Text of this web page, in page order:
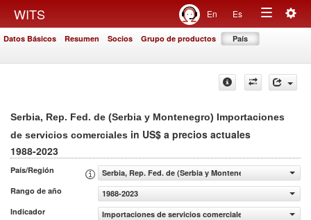
WITS En Es
Toggle
Datos Básicos Resumen Socios Grupo de productos País
Serbia, Rep. Fed. de (Serbia y Montenegro) Importaciones
de servicios comerciales in US$ a precios actuales
1988-2023
País/Región
Serbia, Rep. Fed. de (Serbia y Montenegro)
Rango de año
1988-2023
Indicador
Importaciones de servicios comerciales (US$ a precios